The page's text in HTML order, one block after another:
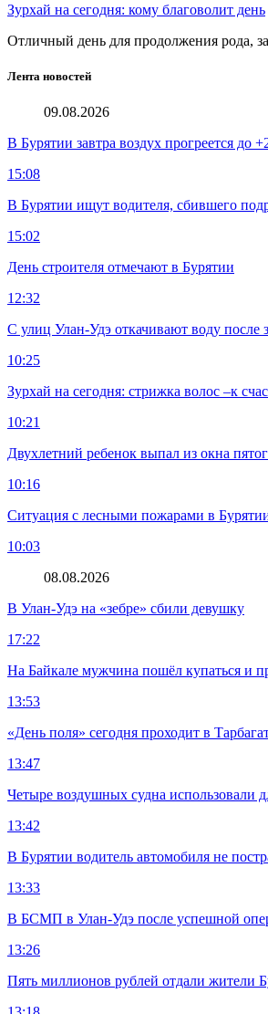
Зурхай на сегодня: кому благоволит день
Отличный день для продолжения рода,
Лента новостей
09.08.2026
В Бурятии завтра воздух прогреется
15:08
В Бурятии ищут водителя, сбившего
15:02
День строителя отмечают в Бурятии
12:32
С улиц Улан-Удэ откачивают воду после
10:25
Зурхай на сегодня: стрижка волос –к
10:21
Двухлетний ребенок выпал из окна
10:16
Ситуация с лесными пожарами в
10:03
08.08.2026
В Улан-Удэ на «зебре» сбили девушку
17:22
На Байкале мужчина пошёл купаться и
13:53
«День поля» сегодня проходит в
13:47
Четыре воздушных судна использовали
13:42
В Бурятии водитель автомобиля не
13:33
В БСМП в Улан-Удэ после успешной
13:26
Пять миллионов рублей отдали жители